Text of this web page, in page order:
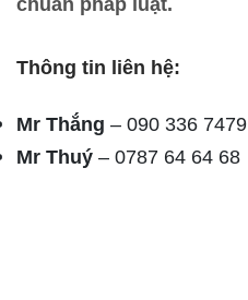
Thông tin liên hệ:
Mr Thắng – 090 336 7479
Mr Thuý – 0787 64 64 68